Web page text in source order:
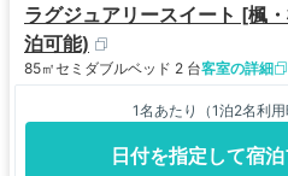
ラグジュアリースイート [楓
泊可能)
85㎡セミダブルベッド 2 台客室の詳細
1名あたり（1泊2名利用
日付を指定して宿